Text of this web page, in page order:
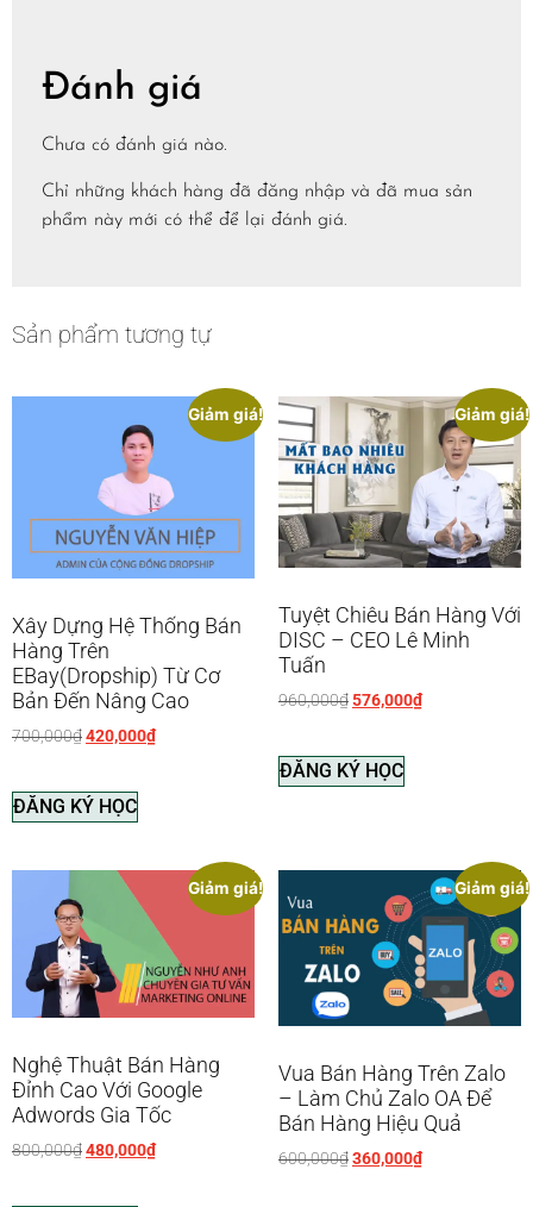
Đánh giá
Chưa có đánh giá nào.
Chỉ những khách hàng đã đăng nhập và đã mua sản
phẩm này mới có thể để lại đánh giá.
Sản phẩm tương tự
Giảm giá!
Xây Dựng Hệ Thống Bán
Hàng Trên
EBay(Dropship) Từ Cơ
Bản Đến Nâng Cao
700,000₫420,000₫
ĐĂNG KÝ HỌC
Giảm giá!
Tuyệt Chiêu Bán Hàng Với
DISC – CEO Lê Minh
Tuấn
960,000₫576,000₫
ĐĂNG KÝ HỌC
Giảm giá!
Nghệ Thuật Bán Hàng
Đỉnh Cao Với Google
Adwords Gia Tốc
800,000₫480,000₫
Giảm giá!
Vua Bán Hàng Trên Zalo
– Làm Chủ Zalo OA Để
Bán Hàng Hiệu Quả
600,000₫360,000₫